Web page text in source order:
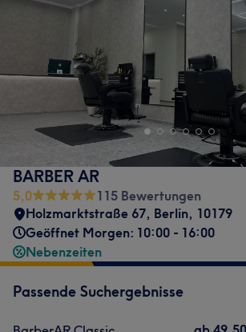
BARBER AR
5,0
115 Bewertungen
Holzmarktstraße 67, Berlin, 10179
Geöffnet Morgen: 10:00 - 16:00
Nebenzeiten
Passende Suchergebnisse